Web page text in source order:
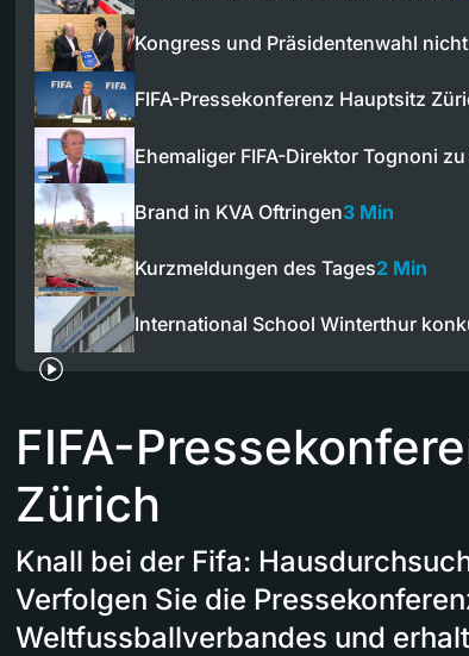
Kongress und Präsidentenwahl
FIFA-Pressekonferenz Hauptsitz
Ehemaliger FIFA-Direktor Tognoni
Brand in KVA Oftringen3 Min
Kurzmeldungen des Tages2 Min
International School Winterthur
FIFA-
Zürich
Knall bei der Fifa:
Verfolgen Sie die
Weltfussballverbandes und